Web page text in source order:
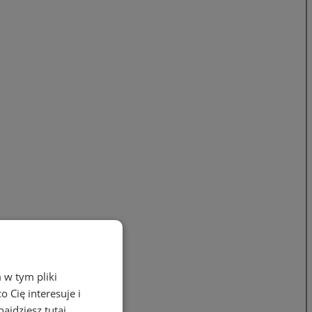
w tym pliki
Cię interesuje i